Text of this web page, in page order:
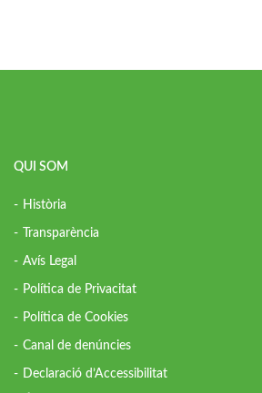
QUI SOM
Història
Transparència
Avís Legal
Política de Privacitat
Política de Cookies
Canal de denúncies
Declaració d’Accessibilitat